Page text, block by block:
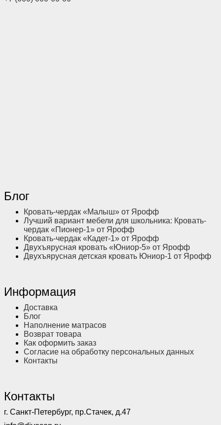
Блог
Кровать-чердак «Малыш» от Ярофф
Лучший вариант мебели для школьника: Кровать-
чердак «Пионер-1» от Ярофф
Кровать-чердак «Кадет-1» от Ярофф
Двухъярусная кровать «Юниор-5» от Ярофф
Двухъярусная детская кровать Юниор-1 от Ярофф
Информация
Доставка
Блог
Наполнение матрасов
Возврат товара
Как оформить заказ
Согласие на обработку персональных данных
Контакты
Контакты
г. Санкт-Петербург, пр.Стачек, д.47